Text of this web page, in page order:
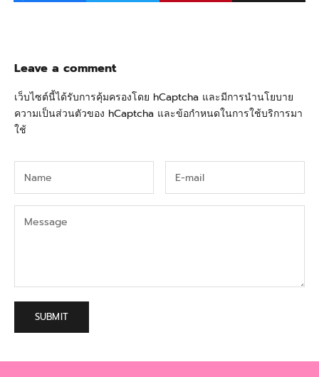
Leave a comment
เว็บไซต์นี้ได้รับการคุ้มครองโดย hCaptcha และมีการนำนโยบาย
ความเป็นส่วนตัวของ hCaptcha และข้อกำหนดในการใช้บริการมา
ใช้
SUBMIT